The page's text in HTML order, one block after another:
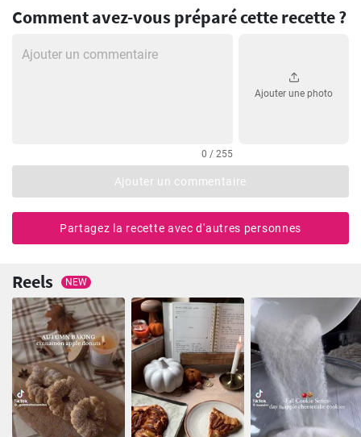
Comment avez-vous préparé cette recette ?
0 / 255
Ajouter une photo
Ajouter un commentaire
Partagez la recette avec d'autres personnes
Reels NEW